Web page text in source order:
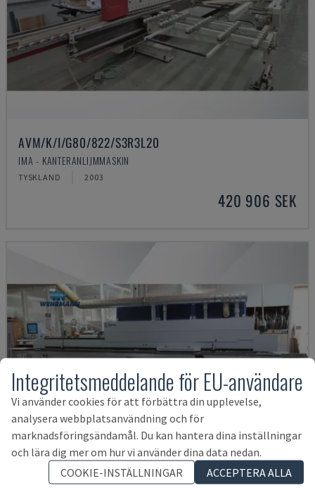
AVM/K/I/G80/822/S3R3L20
IMA - KANTERANLIJMMASKIN
TYSKLAND 2003
420 906 SEK
Integritetsmeddelande för EU-användare
Vi använder cookies för att förbättra din upplevelse,
analysera webbplatsanvändning och för
marknadsföringsändamål. Du kan hantera dina inställningar
och lära dig mer om hur vi använder dina data nedan.
COOKIE-INSTÄLLNINGAR
ACCEPTERA ALLA